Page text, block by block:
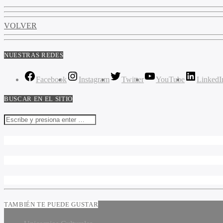
VOLVER
NUESTRAS REDES
Facebook Instagram Twitter YouTube
BUSCAR EN EL SITIO
TAMBIÉN TE PUEDE GUSTAR